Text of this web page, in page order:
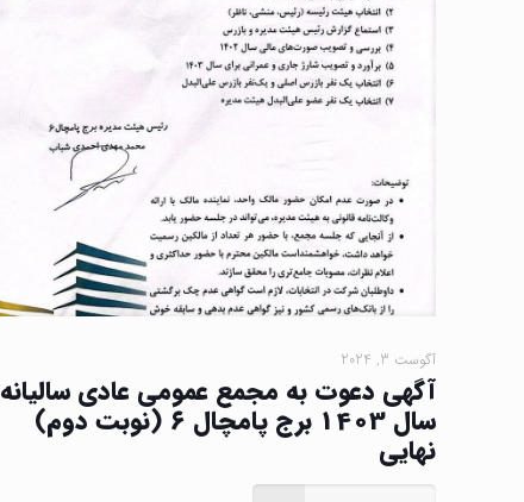
آگوست 3, 2024
آگهی دعوت به مجمع عمومی عادی سالیانه
سال 1403 برج پامچال ۶ (نوبت دوم)
نهایی